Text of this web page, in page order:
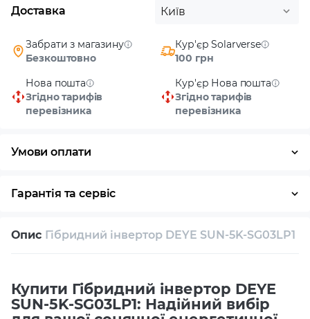
Доставка Київ
Забрати з магазину
Безкоштовно
Кур'єр Solarverse
100 грн
Нова пошта
Згідно тарифів
перевізника
Кур'єр Нова пошта
Згідно тарифів
перевізника
Умови оплати
Гарантія та сервіс
Власний сервісний центр Технічна підтримка
Опис Гібридний інвертор DEYE SUN-5K-SG03LP1
Купити Гібридний інвертор DEYE
SUN-5K-SG03LP1: Надійний вибір